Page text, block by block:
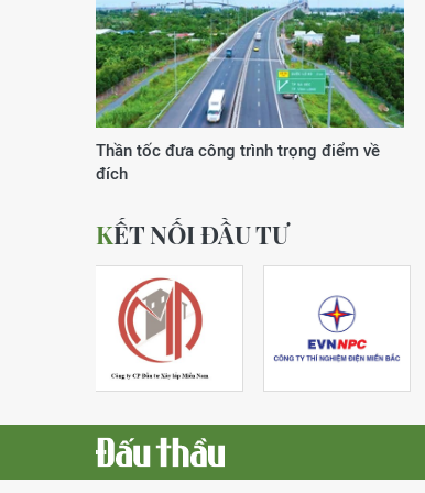
Xuân của kỷ nguyên vươn mình
KẾT NỐI ĐẦU TƯ